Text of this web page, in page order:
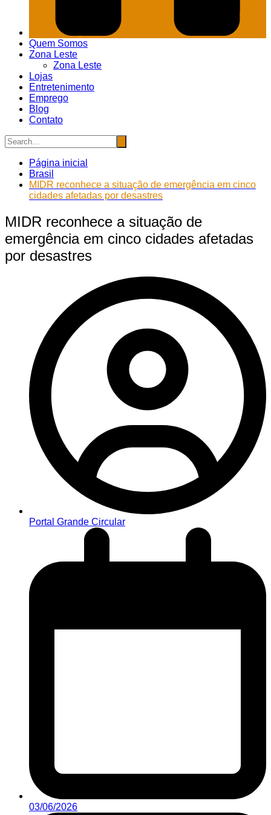
Quem Somos
Zona Leste
Zona Leste
Lojas
Entretenimento
Emprego
Blog
Contato
Página inicial
Brasil
MIDR reconhece a situação de emergência em cinco
cidades afetadas por desastres
MIDR reconhece a situação de
emergência em cinco cidades afetadas
por desastres
Portal Grande Circular
03/06/2026